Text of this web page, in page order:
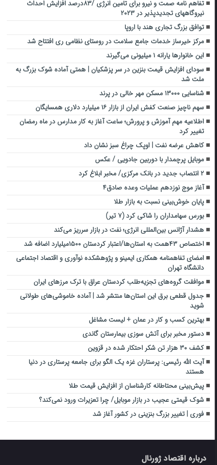
تفاهم نامه صمت و نیرو برای تامین انرژی /۸۳درصد افزایش احداث
نیروگاههای تجدیدپذیر در ۲۰۲۳
توافق بزرگ تجاری هند با اروپا
مرکز خیرساز خدمات جامع سلامت در روستای نظامی ری افتتاح شد
این خانوارها یارانه ۱ میلیونی‌ می‌گیرند
سودای افزایش قیمت بنزین در سر پزشکیان | همتی آماده شوک بزرگ به
ملت شد
شناسایی ۱۳۰۰۰ مسکن مهر خالی در پرند
سهم ناچیز صنعت کفش ایران از بازار ۱۶ میلیارد دلاری همسایگان
اطلاعیه مهم آموزش و پرورش؛ ساعت آغاز به کار مدارس در ماه رمضان
تغییر کرد
کاهش عرضه نفت | اوپک چراغ سبز نشان داد
موبایل پرچمدار با دوربین جادویی / عکس
۲ انتصاب جدید در بانک مرکزی/ مخبر ابلاغ کرد
آغاز موج نوزدهم عملیات وعده صادق۴
پایان خوش‌بینی نسبت به بازار طلا
بورس سهامداران را شاکی کرد (۷ تیر)
هشدار آژانس‌ بین‌المللی انرژی؛ نفت در بازار سرریز می‌کند
اختصاص ۴۳همت به استان‌ها/اعتبار کردستان ۱۵۰۰میلیارد اضافه شد
امضای تفاهمنامه همکاری ایمینو و پژوهشکده نوآوری و اقتصاد اجتماعی
دانشگاه تهران
موافقت گروه‌های تجزیه‌طلب کردستان عراق با ترک مرزهای ایران
جدول قطعی برق این استان‌ها منتشر شد | آماده خاموشی‌های طولانی
شوید
بهترین کسب و کار در عمان + لیست مشاغل
دستور مخبر برای آتش سوزی بیمارستان گاندی
کشف ۳۰ هزار تن شکر احتکار شده در قزوین
آیت الله رئیسی: پرستاران غزه یک الگو برای جامعه پرستاری در دنیا
هستند
پیش‌بینی محتاطانه کارشناسان از افزایش قیمت طلا
شوک قیمتی عجیب در بازار موبایل/ چرا تعزیرات ورود نمی‌کند؟
فوری | تغییر بزرگ بنزینی در کشور آغاز شد
درباره اقتصاد ژورنال